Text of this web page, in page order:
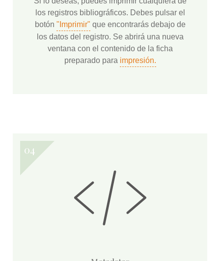
los registros bibliográficos. Debes pulsar el
botón "Imprimir" que encontrarás debajo de
los datos del registro. Se abrirá una nueva
ventana con el contenido de la ficha
preparado para impresión.